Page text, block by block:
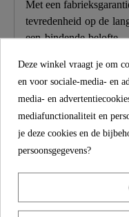
Met een
tevredenheid op de
een bindende belofte
Productkenmerken
Omvang van de
Over SCHÜTTE
Deze winkel vraagt je om
en voor sociale-media- en
media- en
mediafunctionaliteit en
je deze cookies en de
persoonsgegevens?